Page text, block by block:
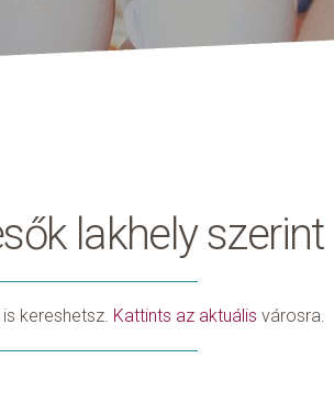
lakhely szerint
kereshetsz. Kattints az aktuális városra.